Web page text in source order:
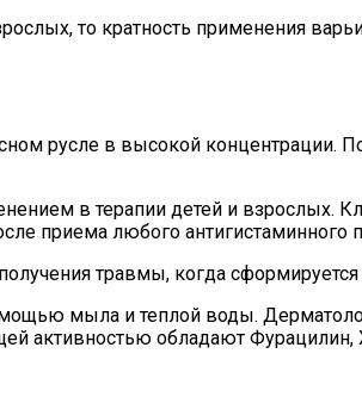
то кратность применения
русле в высокой концентрации.
в терапии детей и взрослых.
любого антигистаминного
травмы, когда
мыла и теплой воды.
обладают Фурацилин,